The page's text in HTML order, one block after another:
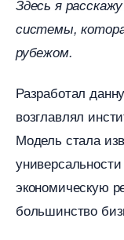
Здесь я
системы,
рубежом.
Разработал
озглавлял
Модель стала
экономическую
ольшинство